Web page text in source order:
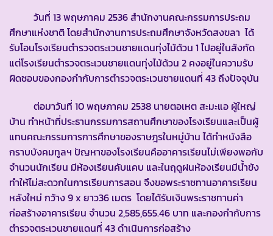
วันที่ 13 พฤษภาคม 2536 สำนักงานคณะกรรมการประถม
ศึกษาแห่งชาติ โดยสำนักงานการประถมศึกษาจังหวัดสงขลา ได้
รับโอนโรงเรียนตำรวจตระเวนชายแดนทุ่งไม้ด้วน 1 ไปอยู่ในสังกัด
แต่โรงเรียนตำรวจตระเวนชายแดนทุ่งไม้ด้วน 2 คงอยู่ในความรับ
ผิดชอบของกองกำกับการตำรวจตระเวนชายแดนที่ 43 ถึงปัจจุบัน
ต่อมาวันที่ 10 พฤษภาคม 2538 นายตอเหต สะมะแอ ผู้ใหญ่
บ้าน ทำหน้าที่ประธานกรรมการสถานศึกษาของโรงเรียนและเป็นผู้
แทนคณะกรรมการการศึกษาของราษฎรในหมู่บ้าน ได้ทำหนังสือ
กราบบังคมทูลฯ ปัญหาของโรงเรียนคืออาคารเรียนไม่เพียงพอกับ
จำนวนนักเรียน มีห้องเรียนคับแคบ และในฤดูฝนห้องเรียนมีน้ำขัง
ทำให้ไม่สะดวกในการเรียนการสอน จึงขอพระราชทานอาคารเรียน
หลังใหม่ กว้าง 9 x ยาว36 เมตร โดยได้รับเงินพระราชทานค่า
ก่อสร้างอาคารเรียน จำนวน 2,585,655.46 บาท และกองกำกับการ
ตำรวจตระเวนชายแดนที่ 43 ดำเนินการก่อสร้าง